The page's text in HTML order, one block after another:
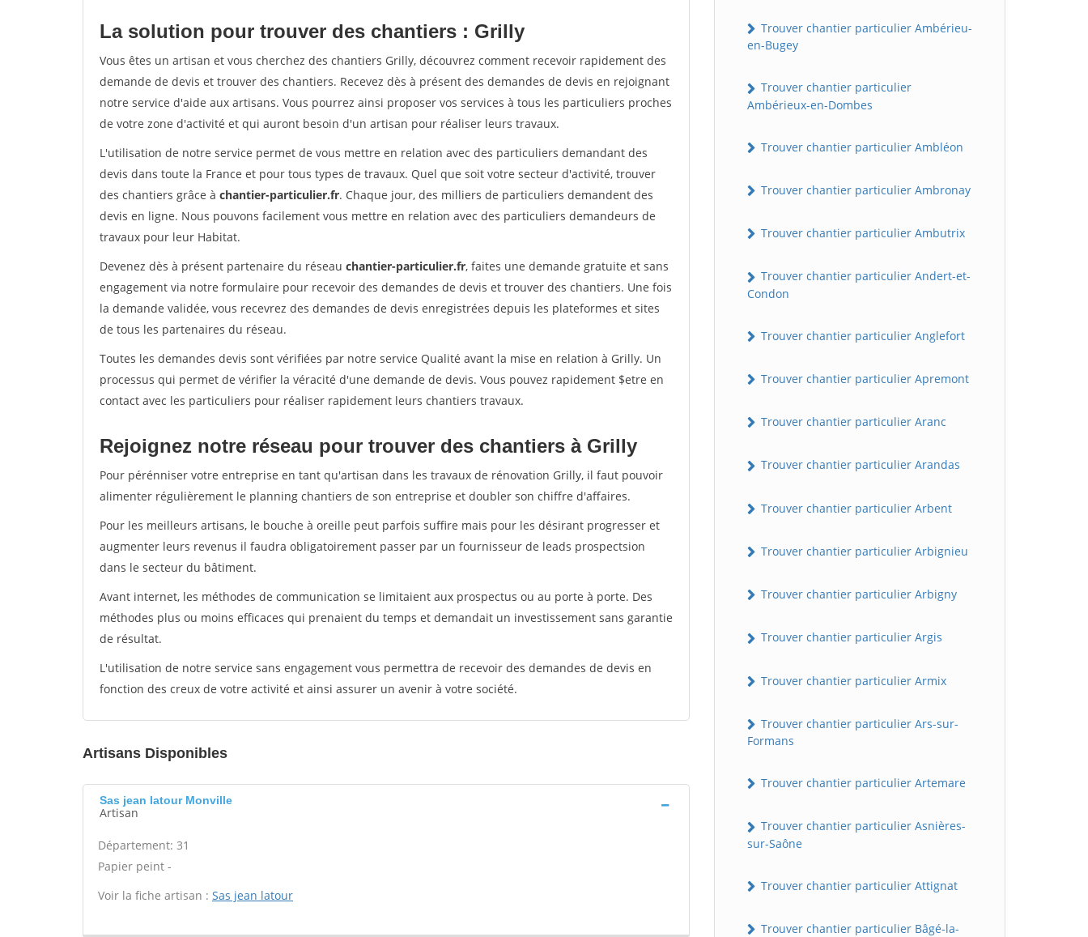
La solution pour trouver des chantiers : Grilly
Vous êtes un artisan et vous cherchez des chantiers Grilly, découvrez comment recevoir rapidement des
demande de devis et trouver des chantiers. Recevez dès à présent des demandes de devis en rejoignant
notre service d'aide aux artisans. Vous pourrez ainsi proposer vos services à tous les particuliers proches
de votre zone d'activité et qui auront besoin d'un artisan pour réaliser leurs travaux.
L'utilisation de notre service permet de vous mettre en relation avec des particuliers demandant des
devis dans toute la France et pour tous types de travaux. Quel que soit votre secteur d'activité, trouver
des chantiers grâce à chantier-particulier.fr. Chaque jour, des milliers de particuliers demandent des
devis en ligne. Nous pouvons facilement vous mettre en relation avec des particuliers demandeurs de
travaux pour leur Habitat.
Devenez dès à présent partenaire du réseau chantier-particulier.fr, faites une demande gratuite et sans
engagement via notre formulaire pour recevoir des demandes de devis et trouver des chantiers. Une fois
la demande validée, vous recevrez des demandes de devis enregistrées depuis les plateformes et sites
de tous les partenaires du réseau.
Toutes les demandes devis sont vérifiées par notre service Qualité avant la mise en relation à Grilly. Un
processus qui permet de vérifier la véracité d'une demande de devis. Vous pouvez rapidement $etre en
contact avec les particuliers pour réaliser rapidement leurs chantiers travaux.
Rejoignez notre réseau pour trouver des chantiers à Grilly
Pour pérénniser votre entreprise en tant qu'artisan dans les travaux de rénovation Grilly, il faut pouvoir
alimenter régulièrement le planning chantiers de son entreprise et doubler son chiffre d'affaires.
Pour les meilleurs artisans, le bouche à oreille peut parfois suffire mais pour les désirant progresser et
augmenter leurs revenus il faudra obligatoirement passer par un fournisseur de leads prospectsion
dans le secteur du bâtiment.
Avant internet, les méthodes de communication se limitaient aux prospectus ou au porte à porte. Des
méthodes plus ou moins efficaces qui prenaient du temps et demandait un investissement sans garantie
de résultat.
L'utilisation de notre service sans engagement vous permettra de recevoir des demandes de devis en
fonction des creux de votre activité et ainsi assurer un avenir à votre société.
Artisans Disponibles
Sas jean latour Monville
Artisan
Département: 31
Papier peint -
Voir la fiche artisan : Sas jean latour
Trouver chantier particulier Ambérieu-
en-Bugey
Trouver chantier particulier
Ambérieux-en-Dombes
Trouver chantier particulier Ambléon
Trouver chantier particulier Ambronay
Trouver chantier particulier Ambutrix
Trouver chantier particulier Andert-et-
Condon
Trouver chantier particulier Anglefort
Trouver chantier particulier Apremont
Trouver chantier particulier Aranc
Trouver chantier particulier Arandas
Trouver chantier particulier Arbent
Trouver chantier particulier Arbignieu
Trouver chantier particulier Arbigny
Trouver chantier particulier Argis
Trouver chantier particulier Armix
Trouver chantier particulier Ars-sur-
Formans
Trouver chantier particulier Artemare
Trouver chantier particulier Asnières-
sur-Saône
Trouver chantier particulier Attignat
Trouver chantier particulier Bâgé-la-